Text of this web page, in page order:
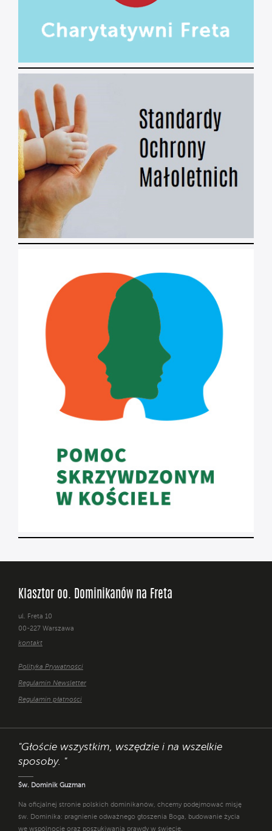
Klasztor oo. Dominikanów na Freta
ul. Freta 10
00-227 Warszawa
kontakt
Polityka Prywatności
Regulamin Newsletter
Regulamin płatności
"Głoście wszystkim, wszędzie i na wszelkie
sposoby. "
Św. Dominik Guzman
Na oficjalnej stronie polskich dominikanów, chcemy podejmować misję
św. Dominika: pragnienie odważnego głoszenia Boga, budowanie życia
we wspólnocie oraz poszukiwania prawdy w świecie.